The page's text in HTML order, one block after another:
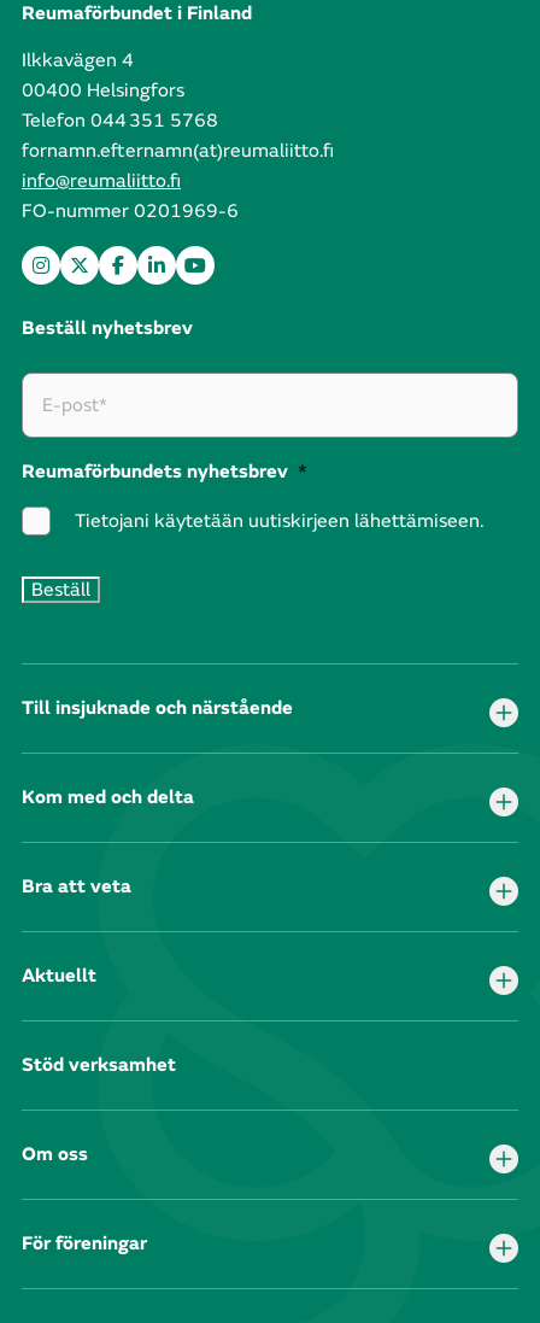
Reumaförbundet i Finland
Ilkkavägen 4
00400 Helsingfors
Telefon 044 351 5768
fornamn.efternamn(at)reumaliitto.fi
info@reumaliitto.fi
FO-nummer 0201969-6
Beställ nyhetsbrev
Reumaförbundets nyhetsbrev *
Tietojani käytetään uutiskirjeen lähettämiseen.
Till insjuknade och närstående
Kom med och delta
Bra att veta
Aktuellt
Stöd verksamhet
Om oss
För föreningar